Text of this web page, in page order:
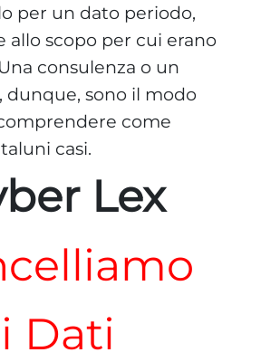
per un dato periodo,
allo scopo per cui erano
consulenza o un
dunque, sono il modo
come
casi.
Lex
i Dati